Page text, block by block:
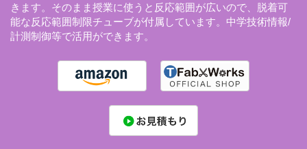
きます。そのまま授業に使うと反応範囲が広いので、脱着可
能な反応範囲制限チューブが付属しています。中学技術情報/
計測制御等で活用ができます。